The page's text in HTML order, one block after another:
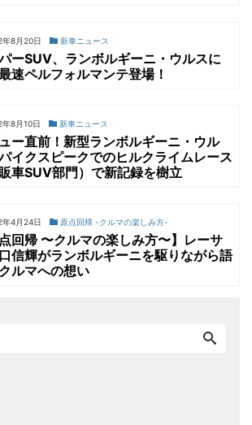
年8月20日 新車ニュース
ーSUV、ランボルギーニ・ウルスに
速ペルフォルマンテ登場！
年8月10日 新車ニュース
ー直前！新型ランボルギーニ・ウル
イクスピークでのヒルクライムレース
販車SUV部門）で新記録を樹立
年4月24日 原点回帰 -クルマの楽しみ方-
点回帰 〜クルマの楽しみ方〜】レーサ
信輝がランボルギーニを駆りながら語
ルマへの想い